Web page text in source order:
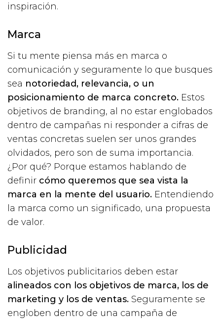
inspiración.
Marca
Si tu mente piensa más en marca o
comunicación y seguramente lo que busques
sea notoriedad, relevancia, o un
posicionamiento de marca concreto. Estos
objetivos de branding, al no estar englobados
dentro de campañas ni responder a cifras de
ventas concretas suelen ser unos grandes
olvidados, pero son de suma importancia.
¿Por qué? Porque estamos hablando de
definir cómo queremos que sea vista la
marca en la mente del usuario. Entendiendo
la marca como un significado, una propuesta
de valor.
Publicidad
Los objetivos publicitarios deben estar
alineados con los objetivos de marca, los de
marketing y los de ventas. Seguramente se
engloben dentro de una campaña de